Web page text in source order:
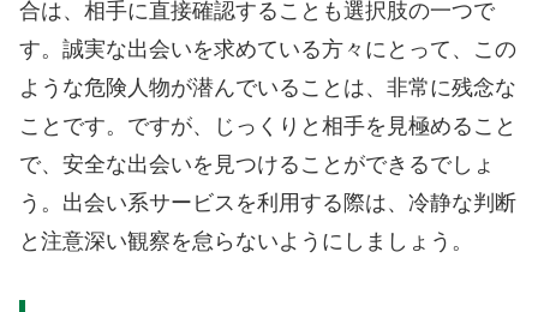
合は、相手に直接確認することも選択肢の一つで
す。誠実な出会いを求めている方々にとって、この
ような危険人物が潜んでいることは、非常に残念な
ことです。ですが、じっくりと相手を見極めること
で、安全な出会いを見つけることができるでしょ
う。出会い系サービスを利用する際は、冷静な判断
と注意深い観察を怠らないようにしましょう。